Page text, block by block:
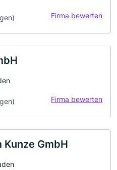
Firma bewerten
Firma bewerten
GmbH